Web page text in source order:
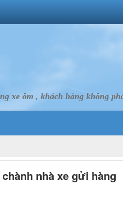
xe ôm , khách hàng không
nhà xe gửi hàng